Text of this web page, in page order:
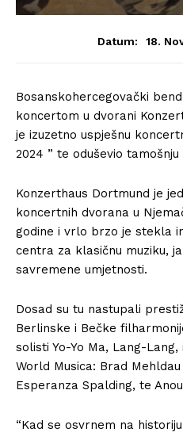
Datum: 18.
Bosanskohercegovački
koncertom u dvorani
je izuzetno uspješnu
2024 ” te oduševio
Konzerthaus Dortmund je
koncertnih dvorana u
godine i vrlo brzo je stekla
centra za klasičnu muziku,
savremene umjetnosti.
Dosad su tu nastupali
Berlinske i Bečke
solisti Yo-Yo Ma, Lang-
World Musica: Brad
Esperanza Spalding, te
“Kad se osvrnem na